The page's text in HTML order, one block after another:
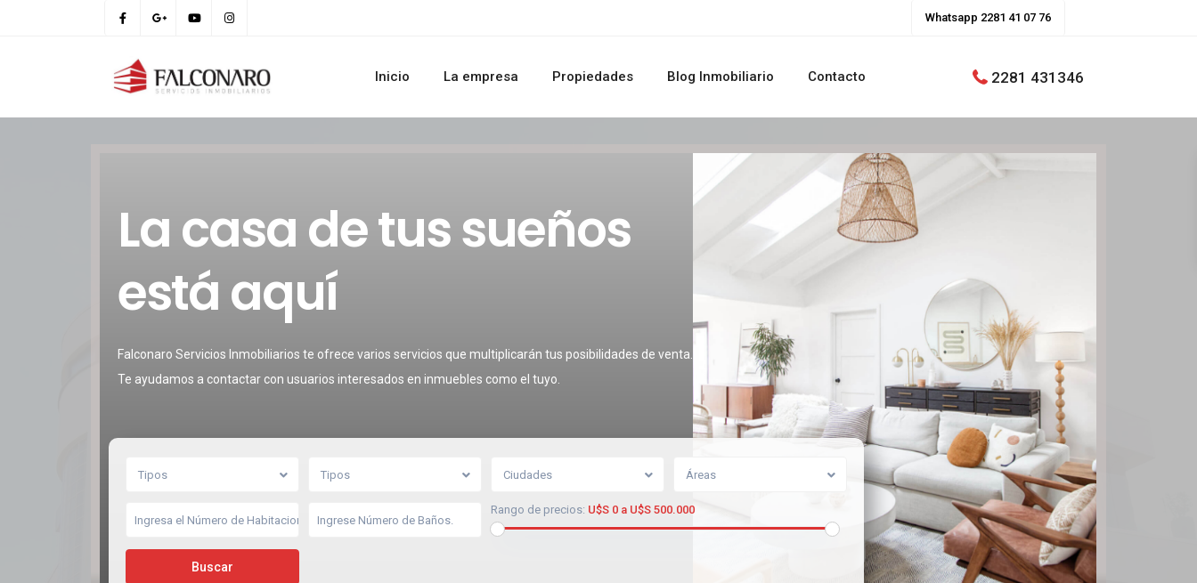
Whatsapp 2281 41 07 76
Inicio La empresa Propiedades Blog Inmobiliario Contacto 2281 431346
La casa de tus sueños
está aquí
Falconaro Servicios Inmobiliarios te ofrece varios servicios que multiplicarán tus posibilidades de venta.
Te ayudamos a contactar con usuarios interesados en inmuebles como el tuyo.
Tipos Tipos Ciudades Áreas
Rango de precios: U$S 0 a U$S 500.000
Buscar